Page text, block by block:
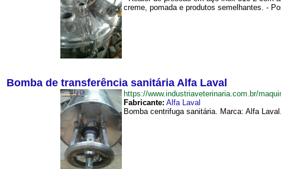
creme, pomada e produtos semelhantes. -
Bomba de transferência sanitária Alfa Laval
https://www.industriaveterinaria.com.br/
Fabricante: Alfa Laval
Bomba centrifuga sanitária. Marca: Alfa